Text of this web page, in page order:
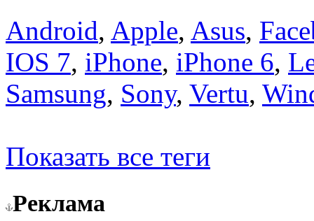
Android, Apple, Asus,
IOS 7, iPhone, iPhone 6,
Samsung, Sony, Vertu,
Показать все теги
Реклама